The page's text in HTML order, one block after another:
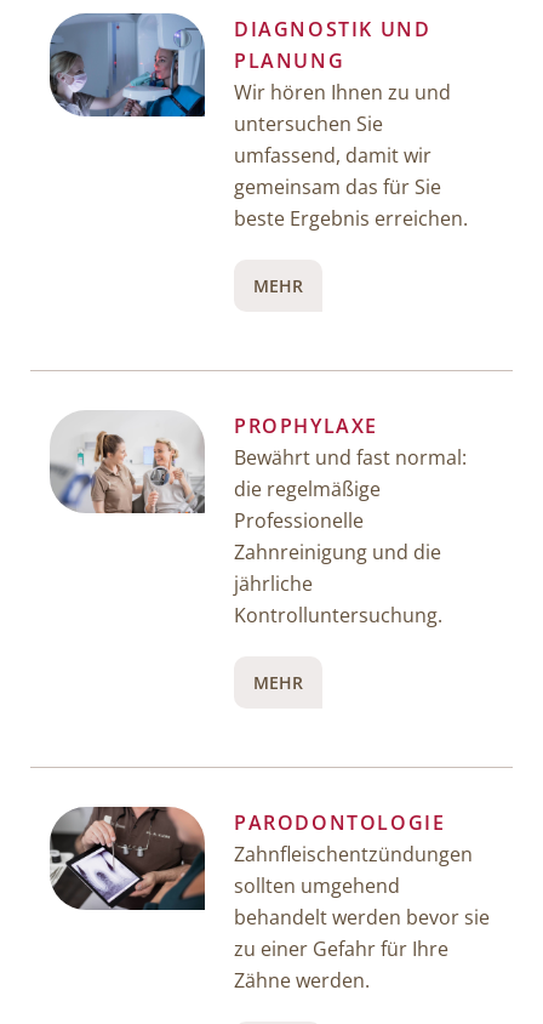
DIAGNOSTIK UND
PLANUNG
Wir hören Ihnen zu und
untersuchen Sie
umfassend, damit wir
gemeinsam das für Sie
beste Ergebnis erreichen.
MEHR
PROPHYLAXE
Bewährt und fast normal:
die regelmäßige
Professionelle
Zahnreinigung und die
jährliche
Kontrolluntersuchung.
MEHR
PARODONTOLOGIE
Zahnfleischentzündungen
sollten umgehend
behandelt werden bevor sie
zu einer Gefahr für Ihre
Zähne werden.